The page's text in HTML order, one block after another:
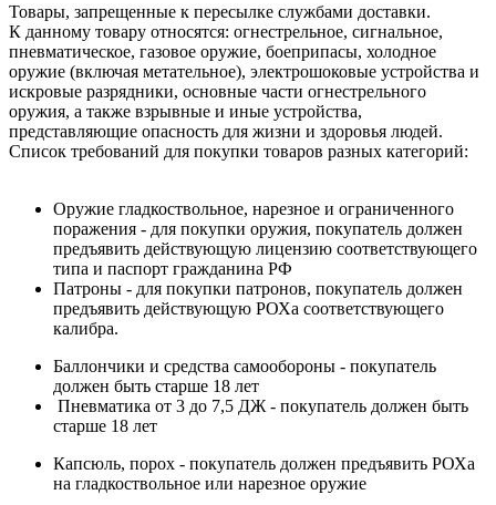
Товары, запрещенные к пересылке службами доставки.
К данному товару относятся: огнестрельное, сигнальное,
пневматическое, газовое оружие, боеприпасы, холодное
оружие (включая метательное), электрошоковые устройства и
искровые разрядники, основные части огнестрельного
оружия, а также взрывные и иные устройства,
представляющие опасность для жизни и здоровья людей.
Список требований для покупки товаров разных категорий:
Оружие гладкоствольное, нарезное и ограниченного
поражения - для покупки оружия, покупатель должен
предъявить действующую лицензию соответствующего
типа и паспорт гражданина РФ
Патроны - для покупки патронов, покупатель должен
предъявить действующую РОХа соответствующего
калибра.
Баллончики и средства самообороны - покупатель
должен быть старше 18 лет
Пневматика от 3 до 7,5 ДЖ - покупатель должен быть
старше 18 лет
Капсюль, порох - покупатель должен предъявить РОХа
на гладкоствольное или нарезное оружие